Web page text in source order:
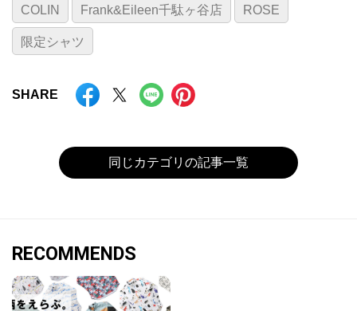
COLIN Frank&Eileen千駄ヶ谷店 ROSE
限定シャツ
SHARE
同じカテゴリの記事一覧
RECOMMENDS